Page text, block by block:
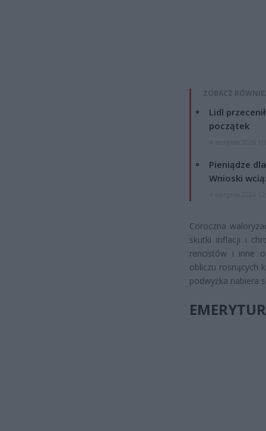
ZOBACZ
Lidl
początek
Pieniądze
Wnioski
Coroczna
skutki inflacji i
rencistów i inne
obliczu rosnących
podwyżka nabiera